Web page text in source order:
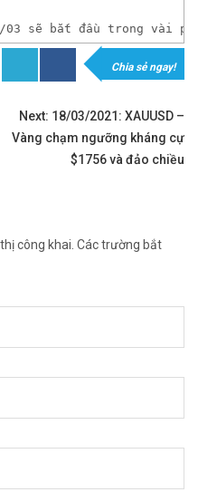
03 sẽ bắt đầu trong vài
18-
𝐠𝐢𝐚 𝐭𝐡ị 𝐭𝐫ườ𝐧𝐠 𝐭à𝐢 𝐜𝐡í𝐧𝐡
𝘌𝘹𝘯𝘦𝘴𝘴 𝘜𝘺 𝘛í𝘯 𝘷à 𝘱𝘩ù
𝘉𝘪𝘯𝘢𝘯𝘤𝘦 𝘯ổ𝘪 𝘵𝘪ế𝘯𝘨 𝘯𝘩ấ𝘵
Chia sẻ ngay!
Next: 18/03/2021: XAUUSD –
Vàng chạm ngưỡng kháng cự
$1756 và đảo chiều
công khai. Các trường bắt